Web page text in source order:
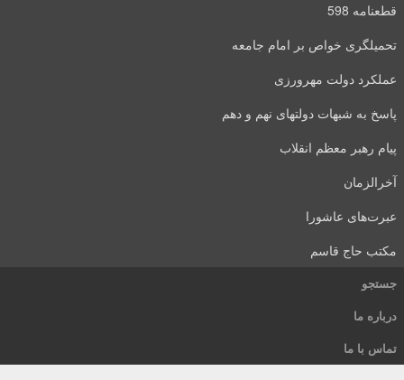
قطعنامه 598
تحمیلگری خواص بر امام جامعه
عملکرد دولت مهرورزی
پاسخ به شبهات دولتهای نهم و دهم
پیام رهبر معظم انقلاب
آخرالزمان
عبرت‌های عاشورا
مکتب حاج قاسم
جستجو
درباره ما
تماس با ما